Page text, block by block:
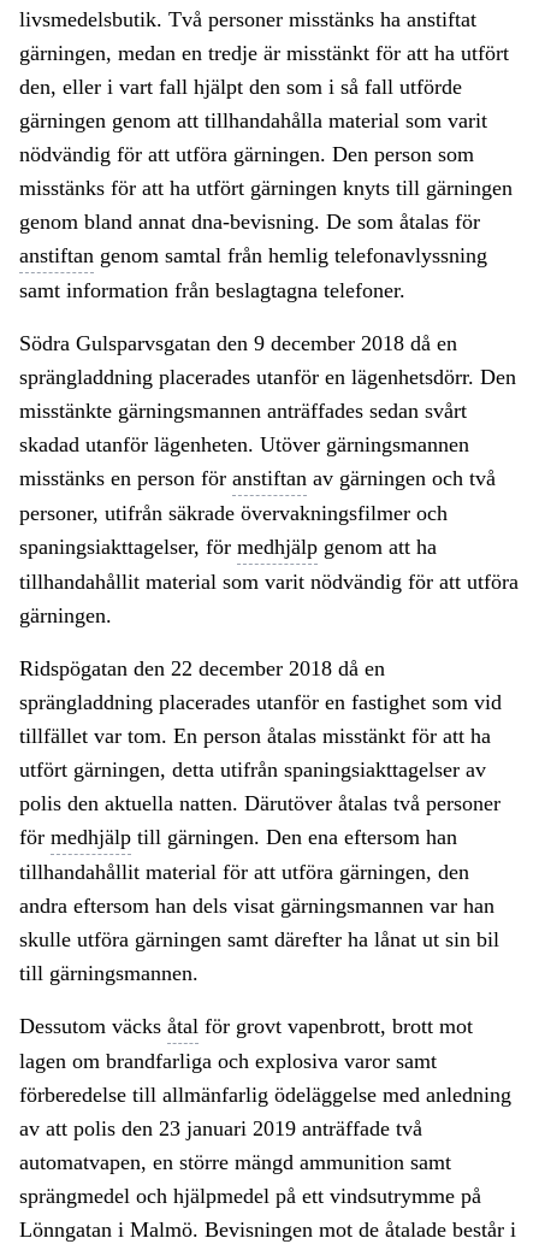
livsmedelsbutik. Två personer misstänks ha anstiftat
gärningen, medan en tredje är misstänkt för att ha utfört
den, eller i vart fall hjälpt den som i så fall utförde
gärningen genom att tillhandahålla material som varit
nödvändig för att utföra gärningen. Den person som
misstänks för att ha utfört gärningen knyts till gärningen
genom bland annat dna-bevisning. De som åtalas för
anstiftan genom samtal från hemlig telefonavlyssning
samt information från beslagtagna telefoner.
Södra Gulsparvsgatan den 9 december 2018 då en
sprängladdning placerades utanför en lägenhetsdörr. Den
misstänkte gärningsmannen anträffades sedan svårt
skadad utanför lägenheten. Utöver gärningsmannen
misstänks en person för anstiftan av gärningen och två
personer, utifrån säkrade övervakningsfilmer och
spaningsiakttagelser, för medhjälp genom att ha
tillhandahållit material som varit nödvändig för att utföra
gärningen.
Ridspögatan den 22 december 2018 då en
sprängladdning placerades utanför en fastighet som vid
tillfället var tom. En person åtalas misstänkt för att ha
utfört gärningen, detta utifrån spaningsiakttagelser av
polis den aktuella natten. Därutöver åtalas två personer
för medhjälp till gärningen. Den ena eftersom han
tillhandahållit material för att utföra gärningen, den
andra eftersom han dels visat gärningsmannen var han
skulle utföra gärningen samt därefter ha lånat ut sin bil
till gärningsmannen.
Dessutom väcks åtal för grovt vapenbrott, brott mot
lagen om brandfarliga och explosiva varor samt
förberedelse till allmänfarlig ödeläggelse med anledning
av att polis den 23 januari 2019 anträffade två
automatvapen, en större mängd ammunition samt
sprängmedel och hjälpmedel på ett vindsutrymme på
Lönngatan i Malmö. Bevisningen mot de åtalade består i